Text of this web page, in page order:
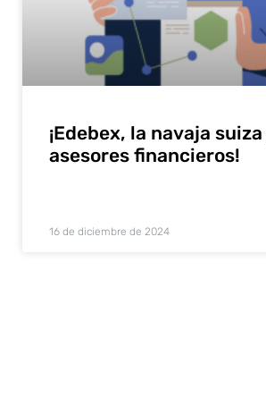
¡Edebex, la navaja
asesores financieros!
16 de diciembre de 2024